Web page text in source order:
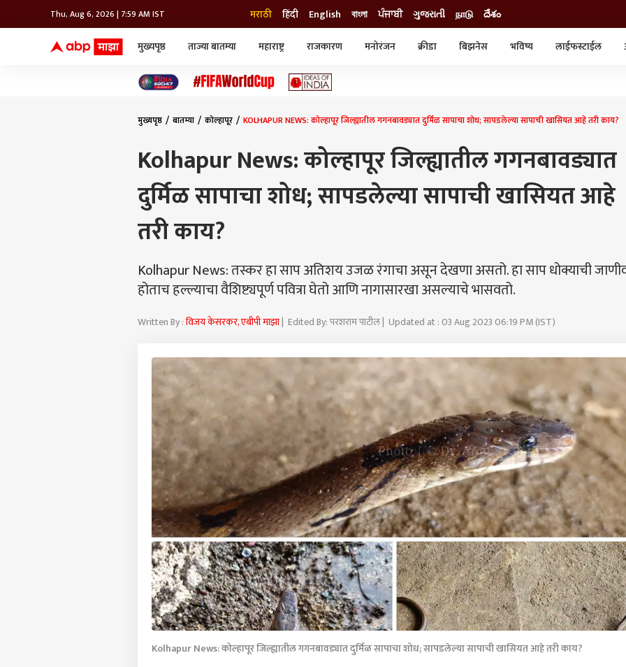
Thu, Aug 6, 2026 | 7:59 AM IST मराठी हिंदी English বাংলা ਪੰਜਾਬੀ ગુજરાતી நாடு దేశం
मुख्यपृष्ठ ताज्या बातम्या महाराष्ट्र राजकारण मनोरंजन क्रीडा बिझनेस भविष्य लाईफस्टाईल
मुख्यपृष्ठ बातम्या कोल्हापूर KOLHAPUR NEWS: कोल्हापूर जिल्ह्यातील गगनबावड्यात दुर्मिळ सापाचा शोध; सापडलेल्या सापाची खासियत आहे तरी काय?
Kolhapur News: कोल्हापूर जिल्ह्यातील गगनबावड्यात
दुर्मिळ सापाचा शोध; सापडलेल्या सापाची खासियत आहे
तरी काय?
Kolhapur News: तस्कर हा साप अतिशय उजळ रंगाचा असून देखणा असतो. हा साप धोक्याची
होताच हल्ल्याचा वैशिष्ट्यपूर्ण पवित्रा घेतो आणि नागासारखा असल्याचे भासवतो.
Written By :विजय केसरकर, एबीपी माझा| Edited By: परशराम पाटील | Updated at : 03 Aug 2023 06:19 PM (IST)
Kolhapur News: कोल्हापूर जिल्ह्यातील गगनबावड्यात दुर्मिळ सापाचा शोध; सापडलेल्या सापाची खासियत आहे तरी काय?